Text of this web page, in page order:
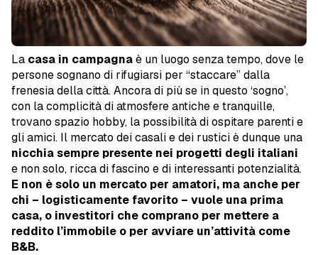
La casa in campagnaè un luogo senza tempo, dove le
persone sognano di rifugiarsi per “staccare” dalla
frenesia della città. Ancora di più se in questo ‘sogno’,
con la complicità di atmosfere antiche e tranquille,
trovano spazio hobby, la possibilità di ospitare parenti e
gli amici. Il mercato dei casali e dei rustici è dunque una
nicchia sempre presente nei progetti degli italiani
e non solo, ricca di fascino e di interessanti potenzialità.
E non è solo un mercato per amatori, ma anche per
chi – logisticamente favorito – vuole una prima
casa, o investitori che comprano per mettere a
reddito l’immobile o per avviare un’attività come
B&B.